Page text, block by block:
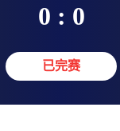
0 : 0
已完赛